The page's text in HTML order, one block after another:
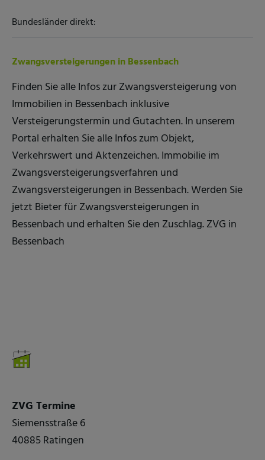
Bundesländer direkt:
Zwangsversteigerungen in Bessenbach
Finden Sie alle Infos zur Zwangsversteigerung von
Immobilien in Bessenbach inklusive
Versteigerungstermin und Gutachten. In unserem
Portal erhalten Sie alle Infos zum Objekt,
Verkehrswert und Aktenzeichen. Immobilie im
Zwangsversteigerungsverfahren und
Zwangsversteigerungen in Bessenbach. Werden Sie
jetzt Bieter für Zwangsversteigerungen in
Bessenbach und erhalten Sie den Zuschlag. ZVG in
Bessenbach
ZVG Termine
Siemensstraße 6
40885 Ratingen